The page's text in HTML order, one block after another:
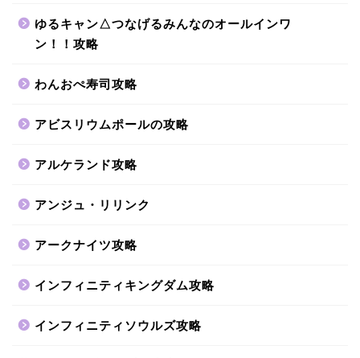
ゆるキャン△つなげるみんなのオールインワ
ン！！攻略
わんおぺ寿司攻略
アビスリウムポールの攻略
アルケランド攻略
アンジュ・リリンク
アークナイツ攻略
インフィニティキングダム攻略
インフィニティソウルズ攻略